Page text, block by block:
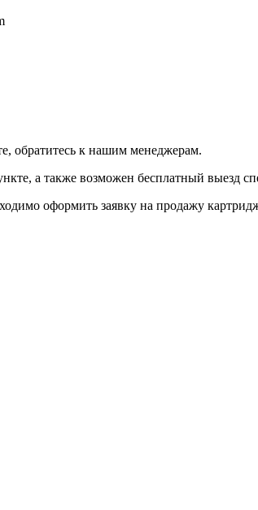
обратитесь к нашим менеджерам.
а также возможен бесплатный выезд
оформить заявку на продажу